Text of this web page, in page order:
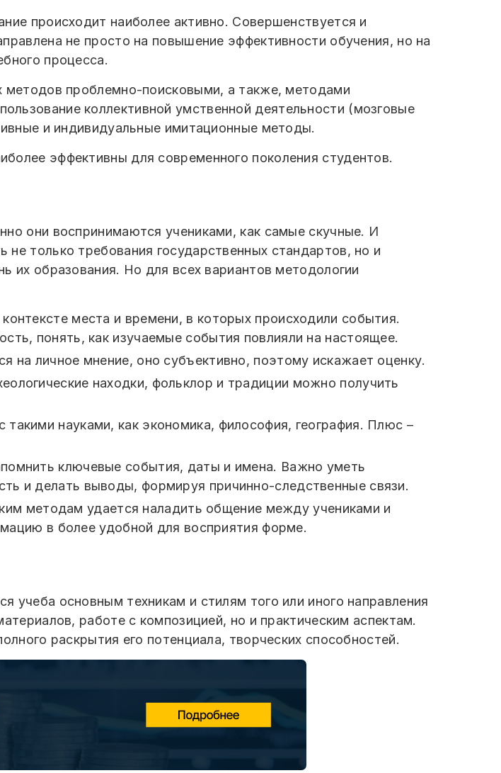
происходит наиболее активно. Совершенствуется и
не просто на повышение эффективности обучения, но на
процесса.
методов проблемно-поисковыми, а также, методами
коллективной умственной деятельности (мозговые
и индивидуальные имитационные методы.
эффективны для современного поколения студентов.
они воспринимаются учениками, как самые скучные. И
только требования государственных стандартов, но и
их образования. Но для всех вариантов методологии
места и времени, в которых происходили события.
понять, как изучаемые события повлияли на настоящее.
на личное мнение, оно субъективно, поэтому искажает оценку.
находки, фольклор и традиции можно получить
науками, как экономика, философия, география. Плюс –
ключевые события, даты и имена. Важно уметь
и делать выводы, формируя причинно-следственные связи.
методам удается наладить общение между учениками и
в более удобной для восприятия форме.
учеба основным техникам и стилям того или иного направления
работе с композицией, но и практическим аспектам.
раскрытия его потенциала, творческих способностей.